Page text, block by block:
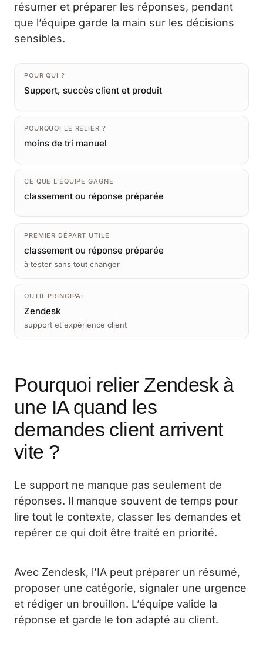
résumer et préparer les réponses, pendant
que l’équipe garde la main sur les décisions
sensibles.
POUR QUI ?
Support, succès client et produit
POURQUOI LE RELIER ?
moins de tri manuel
CE QUE L’ÉQUIPE GAGNE
classement ou réponse préparée
PREMIER DÉPART UTILE
classement ou réponse préparée
à tester sans tout changer
OUTIL PRINCIPAL
Zendesk
support et expérience client
Pourquoi relier Zendesk à
une IA quand les
demandes client arrivent
vite ?
Le support ne manque pas seulement de
réponses. Il manque souvent de temps pour
lire tout le contexte, classer les demandes et
repérer ce qui doit être traité en priorité.
Avec Zendesk, l’IA peut préparer un résumé,
proposer une catégorie, signaler une urgence
et rédiger un brouillon. L’équipe valide la
réponse et garde le ton adapté au client.